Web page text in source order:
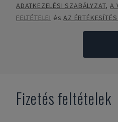
ADATKEZELÉSI SZABÁLYZAT,A
FELTÉTELEI ésAZ ÉRTÉKESÍTÉS
Fizetés feltételek